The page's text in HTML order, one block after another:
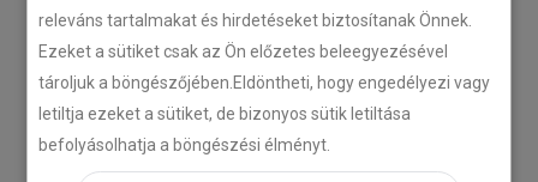
releváns tartalmakat és hirdetéseket biztosítanak Önnek.
Ezeket a sütiket csak az Ön előzetes beleegyezésével
tároljuk a böngészőjében.Eldöntheti, hogy engedélyezi vagy
letiltja ezeket a sütiket, de bizonyos sütik letiltása
befolyásolhatja a böngészési élményt.